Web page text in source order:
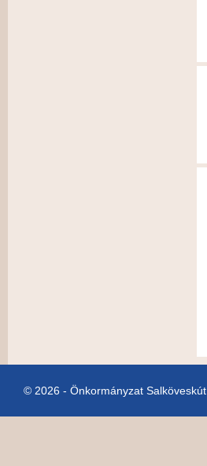
© 2026 - Önkormányzat Salköveskút